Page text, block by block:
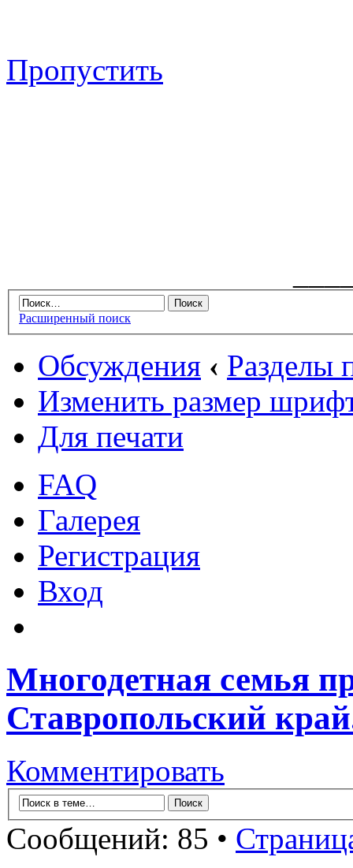
Пропустить
Расширенный поиск
Обсуждения ‹ Разделы
Изменить размер
Для печати
FAQ
Галерея
Регистрация
Вход
Многодетная семья
Ставропольский
Комментировать
Сообщений: 85 •